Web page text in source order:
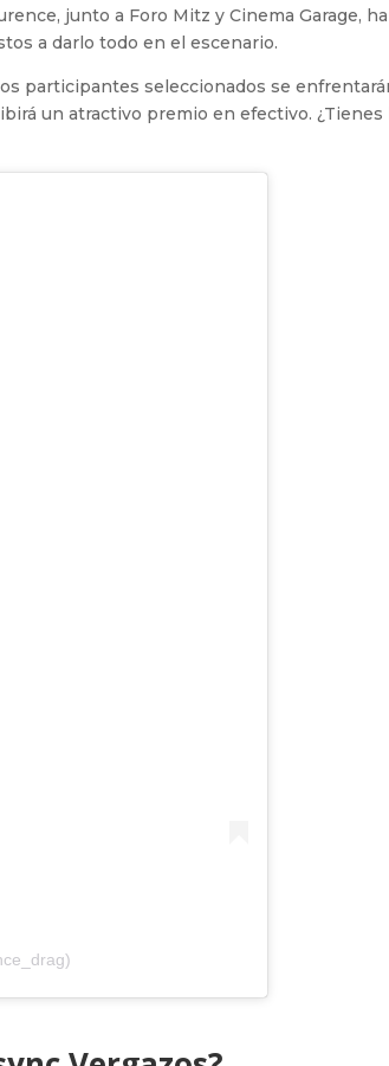
junto a Foro Mitz y Cinema Garage,
a darlo todo en el escenario.
participantes seleccionados se
un atractivo premio en efectivo. ¿Tienes